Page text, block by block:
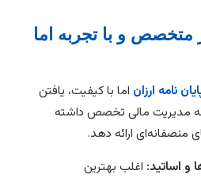
متخصص و با تجربه اما
نامه ارزان اما با کیفیت، یافتن
مدیریت مالی تخصص داشته
منصفانه‌ای ارائه دهد.
و اساتید: اغلب بهترین